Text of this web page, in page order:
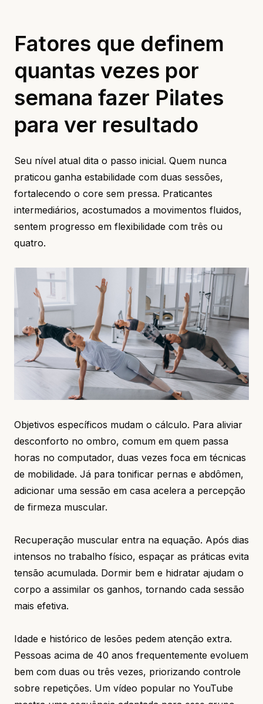
Fatores que definem
quantas vezes por
semana fazer Pilates
para ver resultado
Seu nível atual dita o passo inicial. Quem nunca
praticou ganha estabilidade com duas sessões,
fortalecendo o core sem pressa. Praticantes
intermediários, acostumados a movimentos fluidos,
sentem progresso em flexibilidade com três ou
quatro.
Objetivos específicos mudam o cálculo. Para aliviar
desconforto no ombro, comum em quem passa
horas no computador, duas vezes foca em técnicas
de mobilidade. Já para tonificar pernas e abdômen,
adicionar uma sessão em casa acelera a percepção
de firmeza muscular.
Recuperação muscular entra na equação. Após dias
intensos no trabalho físico, espaçar as práticas evita
tensão acumulada. Dormir bem e hidratar ajudam o
corpo a assimilar os ganhos, tornando cada sessão
mais efetiva.
Idade e histórico de lesões pedem atenção extra.
Pessoas acima de 40 anos frequentemente evoluem
bem com duas ou três vezes, priorizando controle
sobre repetições. Um vídeo popular no YouTube